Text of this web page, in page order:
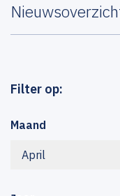
Filter op:
Maand
April